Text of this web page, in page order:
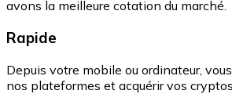
avons la meilleure cotation du marché.
Rapide
Depuis votre mobile ou ordinateur,
nos plateformes et acquérir vos cryptos.